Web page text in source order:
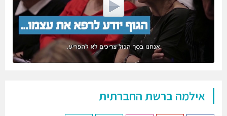
אילמה ברשת החברתית